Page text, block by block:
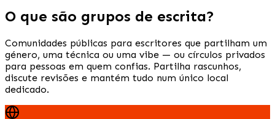
O que são grupos de escrita?
Comunidades públicas para escritores que partilham um
género, uma técnica ou uma vibe — ou círculos privados
para pessoas em quem confias. Partilha rascunhos,
discute revisões e mantém tudo num único local
dedicado.